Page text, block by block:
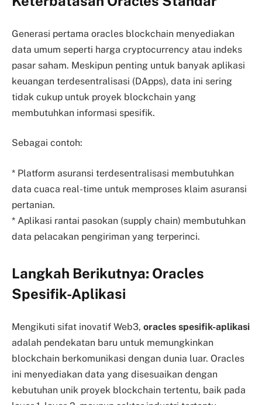
Generasi pertama oracles blockchain menyediakan
data umum seperti harga cryptocurrency atau indeks
pasar saham. Meskipun penting untuk banyak aplikasi
keuangan terdesentralisasi (DApps), data ini sering
tidak cukup untuk proyek blockchain yang
membutuhkan informasi spesifik.
Sebagai contoh:
* Platform asuransi terdesentralisasi membutuhkan
data cuaca real-time untuk memproses klaim asuransi
pertanian.
* Aplikasi rantai pasokan (supply chain) membutuhkan
data pelacakan pengiriman yang terperinci.
Langkah Berikutnya: Oracles
Spesifik-Aplikasi
Mengikuti sifat inovatif Web3, oracles spesifik-aplikasi
adalah pendekatan baru untuk memungkinkan
blockchain berkomunikasi dengan dunia luar. Oracles
ini menyediakan data yang disesuaikan dengan
kebutuhan unik proyek blockchain tertentu, baik pada